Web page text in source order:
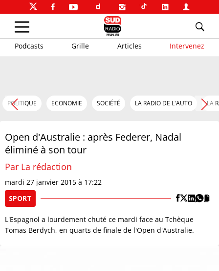
Podcasts Grille Articles Intervenez
POLITIQUE ECONOMIE SOCIÉTÉ LA RADIO DE L'AUTO LA
Open d'Australie : après Federer, Nadal
éliminé à son tour
Par La rédaction
mardi 27 janvier 2015 à 17:22
SPORT
L'Espagnol a lourdement chuté ce mardi face au Tchèque
Tomas Berdych, en quarts de finale de l'Open d'Australie.